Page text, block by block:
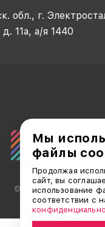
обл., г.
11а, а/я 1440
© АО «ДЕБЮТ», 2011 —
Мы
файлы
Продолжая
сайт, вы
использование
соответствии с